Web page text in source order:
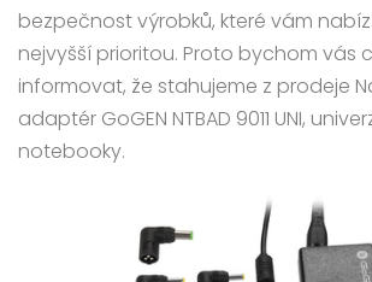
bezpečnost výrobků, které vám
nejvyšší prioritou. Proto bychom vás
informovat, že stahujeme z prodeje
adaptér GoGEN NTBAD 9011 UNI,
notebooky.